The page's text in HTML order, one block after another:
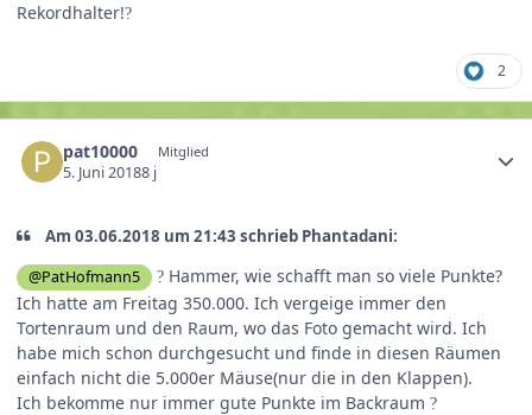
Rekordhalter!?
2
pat10000 Mitglied
5. Juni 20188 j
Am ‎03‎.‎06‎.‎2018 um 21:43 schrieb Phantadani:
@PatHofmann5 ? Hammer, wie schafft man so viele Punkte?
Ich hatte am Freitag 350.000. Ich vergeige immer den
Tortenraum und den Raum, wo das Foto gemacht wird. Ich
habe mich schon durchgesucht und finde in diesen Räumen
einfach nicht die 5.000er Mäuse(nur die in den Klappen).
Ich bekomme nur immer gute Punkte im Backraum ?